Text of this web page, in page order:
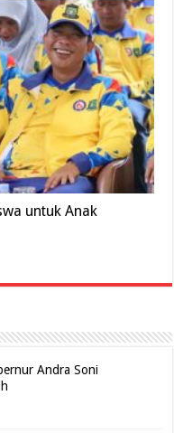
untuk Anak
Andra Soni